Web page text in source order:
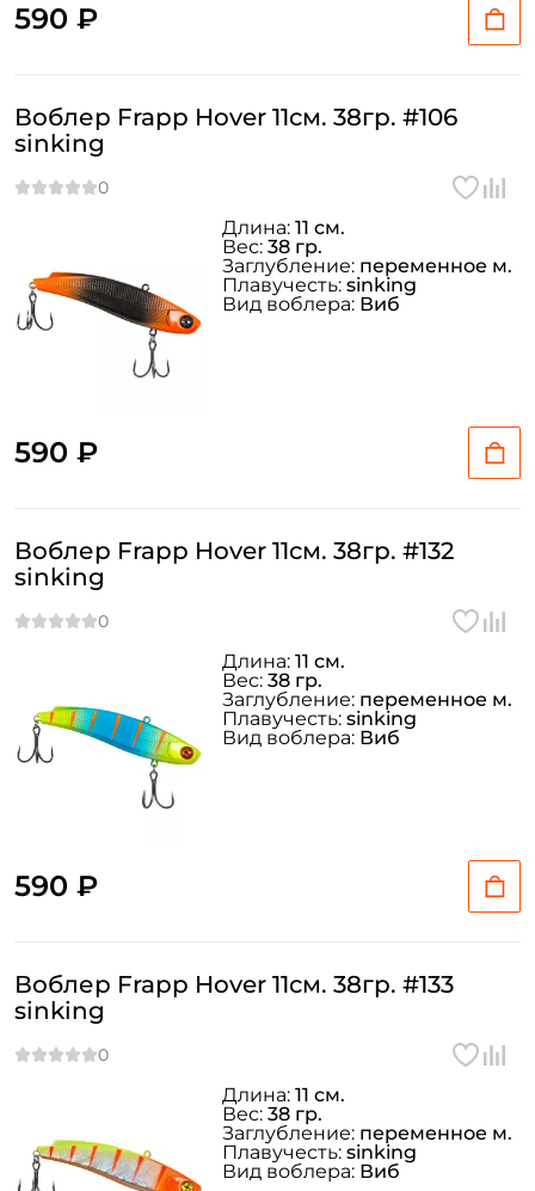
590 ₽
Воблер Frapp Hover 11см. 38гр. #106
sinking
590 ₽
Длина: 11 см.
Вес: 38 гр.
Заглубление: переменное м.
Плавучесть: sinking
Вид воблера: Виб
Воблер Frapp Hover 11см. 38гр. #132
sinking
590 ₽
Длина: 11 см.
Вес: 38 гр.
Заглубление: переменное м.
Плавучесть: sinking
Вид воблера: Виб
Воблер Frapp Hover 11см. 38гр. #133
sinking
Длина: 11 см.
Вес: 38 гр.
Заглубление: переменное м.
Плавучесть: sinking
Вид воблера: Виб